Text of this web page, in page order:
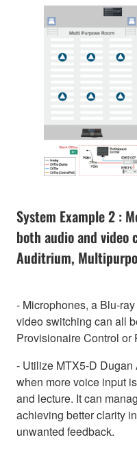
System Example 2 :
both audio and video
Auditrium,
- Microphones, a Blu-
video switching can all
Provisionaire Control or
- Utilize MTX5-D
when more voice input
and lecture. It can
achieving better clarity
unwanted feedback.